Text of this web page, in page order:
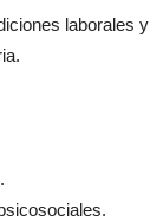
laborales y